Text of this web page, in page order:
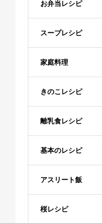
お弁当レシピ
スープレシピ
家庭料理
きのこレシピ
離乳食レシピ
基本のレシピ
アスリート飯
桜レシピ